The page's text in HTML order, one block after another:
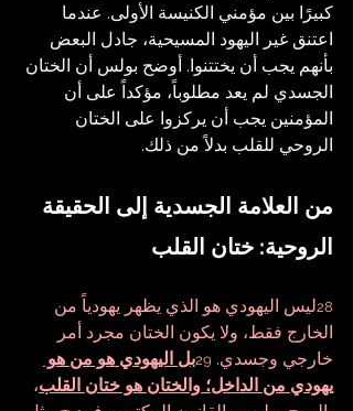
كبيرًا بين مؤمني الكنيسة الأولى. عندما
اعتنق غير اليهود المسيحية، جادل البعض
بأنهم يجب أن يختتنوا. أوضح بولس أن الختان
الجسدي لم يعد مطلوباً، مؤكداً على أن
المؤمنين يجب أن يركزوا على الختان
الروحي للقلب بدلاً من ذلك.
من العلامة الجسدية إلى الحقيقة
الروحية: ختان القلب
28ليس اليهودي هو الذي يظهر يهودياً من
الخارج فقط، ولا يكون الختان مجرد أمر
خارجي وجسدي. 29بل اليهودي هو من هو
يهودي من الداخل؛ والختان هو ختان القلب،